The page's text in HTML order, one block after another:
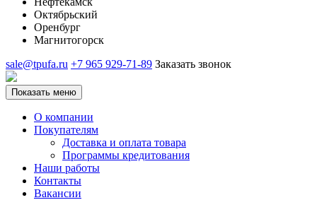
Октябрьский
Оренбург
Магнитогорск
sale@tpufa.ru +7 965 929-71-89 Заказать звонок
Показать меню
О компании
Покупателям
Доставка и оплата товара
Программы кредитования
Наши работы
Контакты
Вакансии